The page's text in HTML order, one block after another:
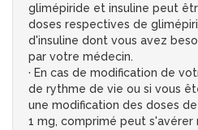
glimépiride et insuline peut
doses respectives de
d'insuline dont vous avez
par votre médecin.
· En cas de modification de
de rythme de vie ou si vous
une modification des doses de
1 mg, comprimé peut s'avérer